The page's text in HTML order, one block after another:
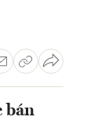
bán